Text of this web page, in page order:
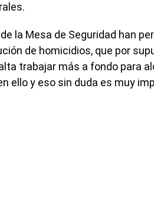
la Mesa de Seguridad han
de homicidios, que por
trabajar más a fondo para
ello y eso sin duda es muy